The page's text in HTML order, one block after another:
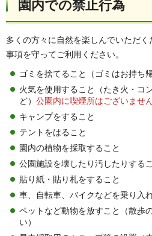
園内での禁止行為
多くの方々に自然を楽しんでいただ
事項を守ってご利用ください。
ゴミを捨てること（ゴミはお持ち
火気を使用すること（たき火・コ
ど） 公園内に喫煙所はございませ
キャンプをすること
テントをはること
園内の植物を採取すること
公園施設を壊したり汚したりする
貼り紙・貼り札をすること
車、自転車、バイクなどを乗り入
ペットなど動物を放すこと（散歩
い）